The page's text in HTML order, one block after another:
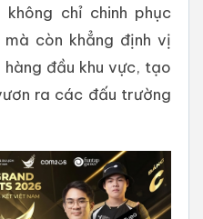
chỉ chinh phục
mà còn khẳng định vị
đầu khu vực, tạo
ra các đấu trường